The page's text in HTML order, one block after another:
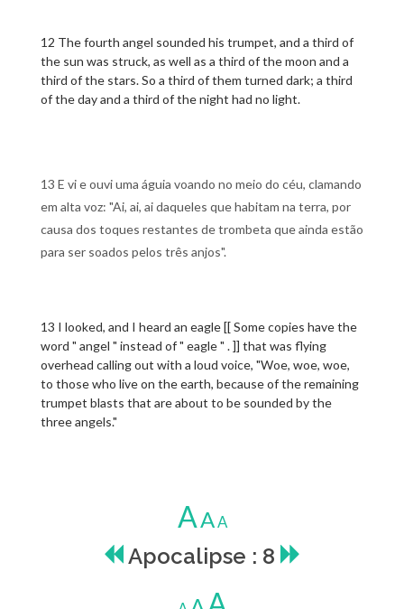
12 The fourth angel sounded his trumpet, and a third of
the sun was struck, as well as a third of the moon and a
third of the stars. So a third of them turned dark; a third
of the day and a third of the night had no light.
13 E vi e ouvi uma águia voando no meio do céu, clamando
em alta voz: "Ai, ai, ai daqueles que habitam na terra, por
causa dos toques restantes de trombeta que ainda estão
para ser soados pelos três anjos".
13 I looked, and I heard an eagle [[ Some copies have the
word " angel " instead of " eagle " . ]] that was flying
overhead calling out with a loud voice, "Woe, woe, woe,
to those who live on the earth, because of the remaining
trumpet blasts that are about to be sounded by the
three angels."
AAA
Apocalipse : 8